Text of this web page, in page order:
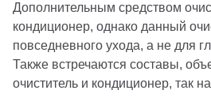
Дополнительным средством
кондиционер, однако данный
повседневного ухода, а не для
Также встречаются составы,
очиститель и кондиционер, так